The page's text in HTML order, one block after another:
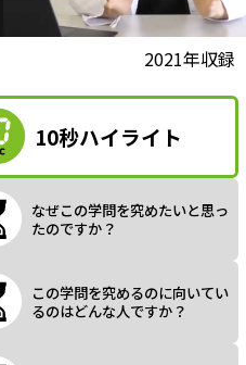
a
y
2021年収録
10秒ハイライト
なぜこの学問を究めたいと思っ
たのですか？
この学問を究めるのに向いてい
るのはどんな人ですか？